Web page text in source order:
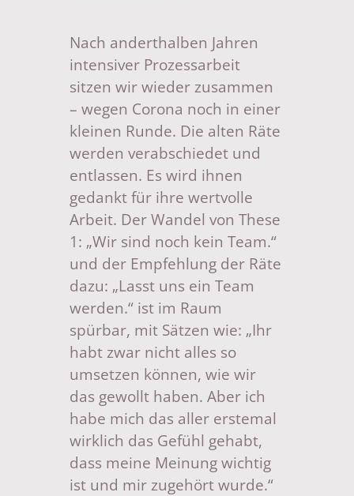
Nach anderthalben Jahren
intensiver Prozessarbeit
sitzen wir wieder zusammen
– wegen Corona noch in einer
kleinen Runde. Die alten Räte
werden verabschiedet und
entlassen. Es wird ihnen
gedankt für ihre wertvolle
Arbeit. Der Wandel von These
1: „Wir sind noch kein Team.“
und der Empfehlung der Räte
dazu: „Lasst uns ein Team
werden.“ ist im Raum
spürbar, mit Sätzen wie: „Ihr
habt zwar nicht alles so
umsetzen können, wie wir
das gewollt haben. Aber ich
habe mich das aller erstemal
wirklich das Gefühl gehabt,
dass meine Meinung wichtig
ist und mir zugehört wurde.“